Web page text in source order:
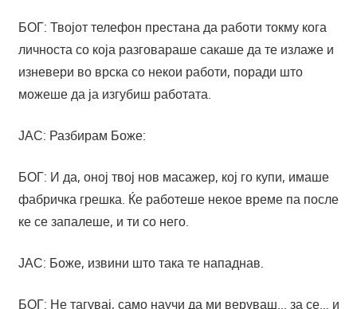
БОГ: Твојот телефон престана да работи токму кога
личноста со која разговараше сакаше да те излаже и
изневери во врска со некои работи, поради што
можеше да ја изгубиш работата.
ЈАС: Разбирам Боже:
БОГ: И да, оној твој нов масажер, кој го купи, имаше
фабричка грешка. Ќе работеше некое време па после
ке се запалеше, и ти со него.
ЈАС: Боже, извини што така те нападнав.
БОГ: Не тагувај, само научи да ми веруваш… за се… и